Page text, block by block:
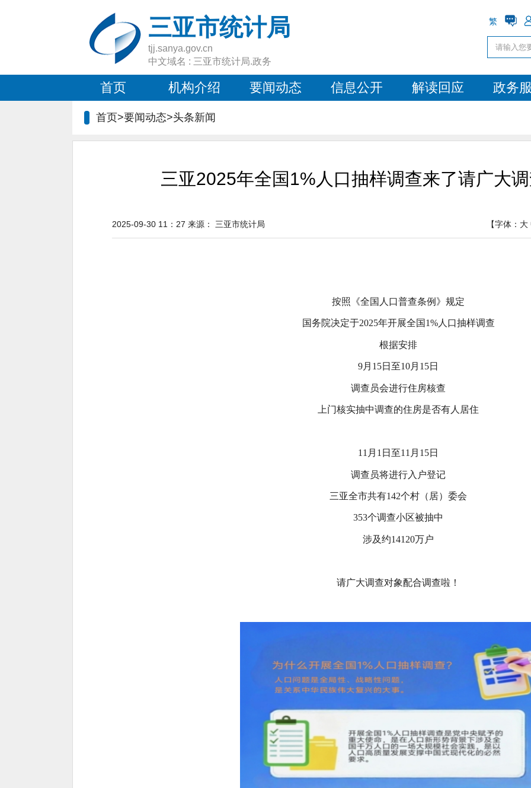
三亚市统计局
tjj.sanya.gov.cn
中文域名 : 三亚市统计局.政务
繁
首页 机构介绍 要闻动态 信息公开 解读回应 政务
首页>要闻动态>头条新闻
三亚2025年全国1%人口抽样调查来了请广大
【字体： 大
2025-09-30 11：27 来源： 三亚市统计局
按照《全国人口普查条例》规定
国务院决定于2025年开展全国1%人口抽样调查
根据安排
9月15日至10月15日
调查员会进行住房核查
上门核实抽中调查的住房是否有人居住
11月1日至11月15日
调查员将进行入户登记
三亚全市共有142个村（居）委会
353个调查小区被抽中
涉及约14120万户
请广大调查对象配合调查啦！